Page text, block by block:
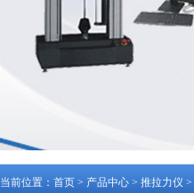
当前位置： 首页 > 产品中心 > 推拉力仪 >